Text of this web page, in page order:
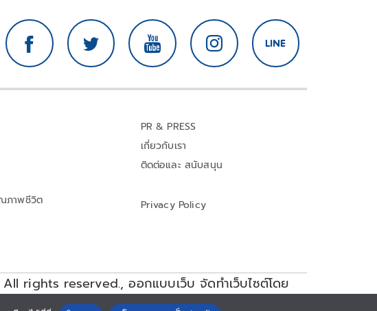
ภาพชีวิต
PR & PRESS
เกี่ยวกับเรา
ติดต่อและ สนับสนุน
Privacy Policy
rights reserved.,ออกแบบเว็บ จัดทำเว็บไซต์โดย